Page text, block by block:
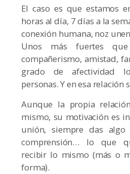
El caso es que estamos
horas al día, 7 días a la
conexión humana, noz
Unos más fuertes que
compañerismo, amistad,
grado de afectividad
personas. Y en esa relación
Aunque la propia
mismo, su motivación es
unión, siempre das algo
comprensión… lo que
recibir lo mismo (más o
forma).